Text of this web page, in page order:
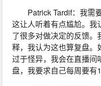
Patrick Tardif：我需
这让人听着有点尴尬。我
了很多对做决定的反馈
释，我认为这也算复盘。
过于怪异，我会在直播间
盘，我要求自己每周要有